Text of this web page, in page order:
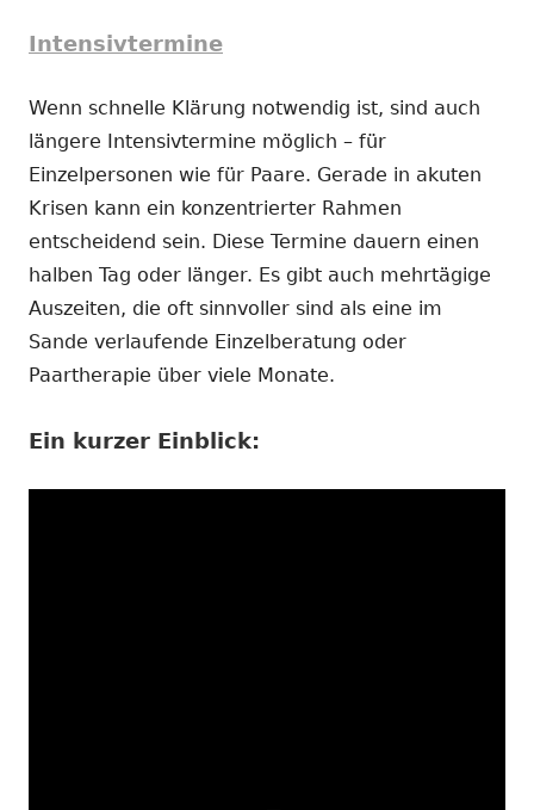
Intensivtermine
Wenn schnelle Klärung notwendig ist, sind auch
längere Intensivtermine möglich – für
Einzelpersonen wie für Paare. Gerade in akuten
Krisen kann ein konzentrierter Rahmen
entscheidend sein. Diese Termine dauern einen
halben Tag oder länger. Es gibt auch mehrtägige
Auszeiten, die oft sinnvoller sind als eine im
Sande verlaufende Einzelberatung oder
Paartherapie über viele Monate.
Ein kurzer Einblick: